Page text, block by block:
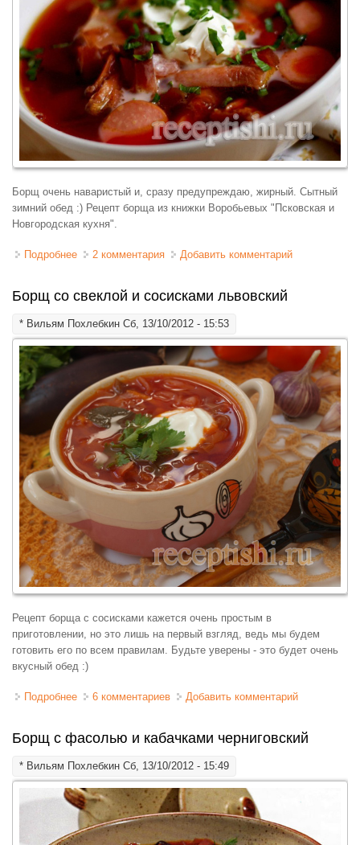
Борщ очень наваристый и, сразу предупреждаю, жирный. Сытный
зимний обед :) Рецепт борща из книжки Воробьевых "Псковская и
Новгородская кухня".
Подробнее о Борщ северный
2 комментария Добавить комментарий
Борщ со свеклой и сосисками львовский
* Вильям Похлебкин Сб, 13/10/2012 - 15:53
Рецепт борща с сосисками кажется очень простым в
приготовлении, но это лишь на первый взгляд, ведь мы будем
готовить его по всем правилам. Будьте уверены - это будет очень
вкусный обед :)
Подробнее о Борщ со свеклой и сосисками львовский
6 комментариев Добавить комментарий
Борщ с фасолью и кабачками черниговский
* Вильям Похлебкин Сб, 13/10/2012 - 15:49